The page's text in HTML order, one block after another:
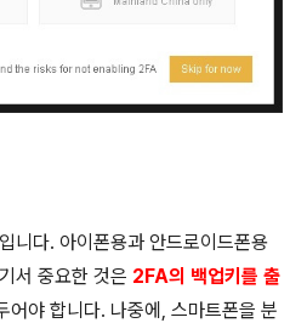
니다. 아이폰용과 안드로이드폰용
서 중요한 것은 2FA의 백업키를 출
어야 합니다. 나중에, 스마트폰을 분